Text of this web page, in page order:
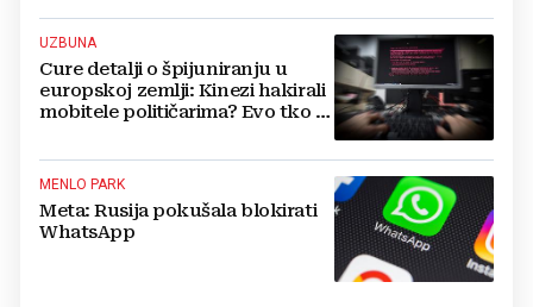
UZBUNA
Cure detalji o špijuniranju u
europskoj zemlji: Kinezi hakirali
mobitele političarima? Evo tko je
MENLO PARK
Meta: Rusija pokušala blokirati
WhatsApp